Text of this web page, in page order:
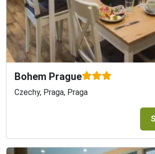
Bohem Prague
Czechy, Praga, Praga